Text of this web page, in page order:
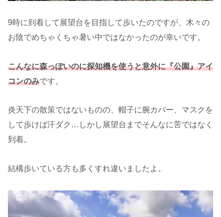
9時に到着して展望台を目指して歩いたのですが、木々の
お陰でめちゃくちゃ暑い中ではなかったのが幸いです。
こんなに森っぽいのに探知機を使うと意外に『公園』アイ
コンのみです。
炎天下の散策ではないものの、帽子に腕カバー、マスクを
して歩けば汗ダク…しかし展望台までそんなに苦ではなく
到着。
結構歩いている方も多くすれ違いましたよ。